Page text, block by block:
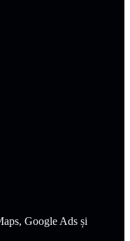
Google Ads și